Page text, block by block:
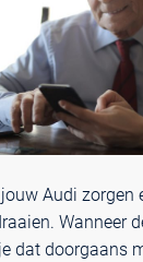
Audi zorgen
Wanneer
dat doorgaans